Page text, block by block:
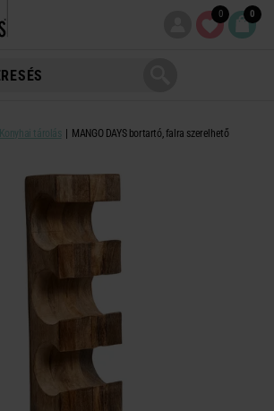
0 0
Konyhai tárolás MANGO DAYS bortartó, falra szerelhető